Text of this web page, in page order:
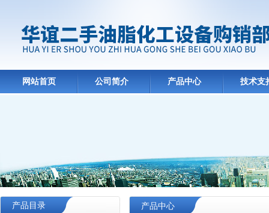
网站首页 公司简介 产品中心 技术支
产品目录 产品中心